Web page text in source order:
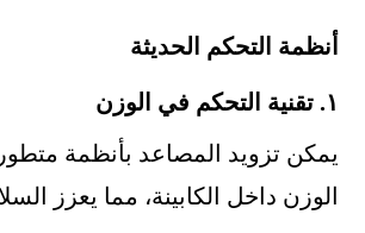
أنظمة التحكم الحديثة
١. تقنية التحكم في الوزن
يمكن تزويد المصاعد بأنظمة
الوزن داخل الكابينة، مما يعزز